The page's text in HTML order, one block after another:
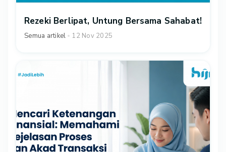
Rezeki Berlipat, Untung Bersama Sahabat!
Semua artikel 12 Nov 2025